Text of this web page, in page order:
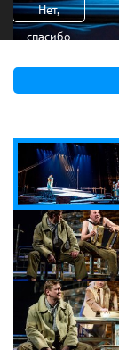
Нет,
спасибо